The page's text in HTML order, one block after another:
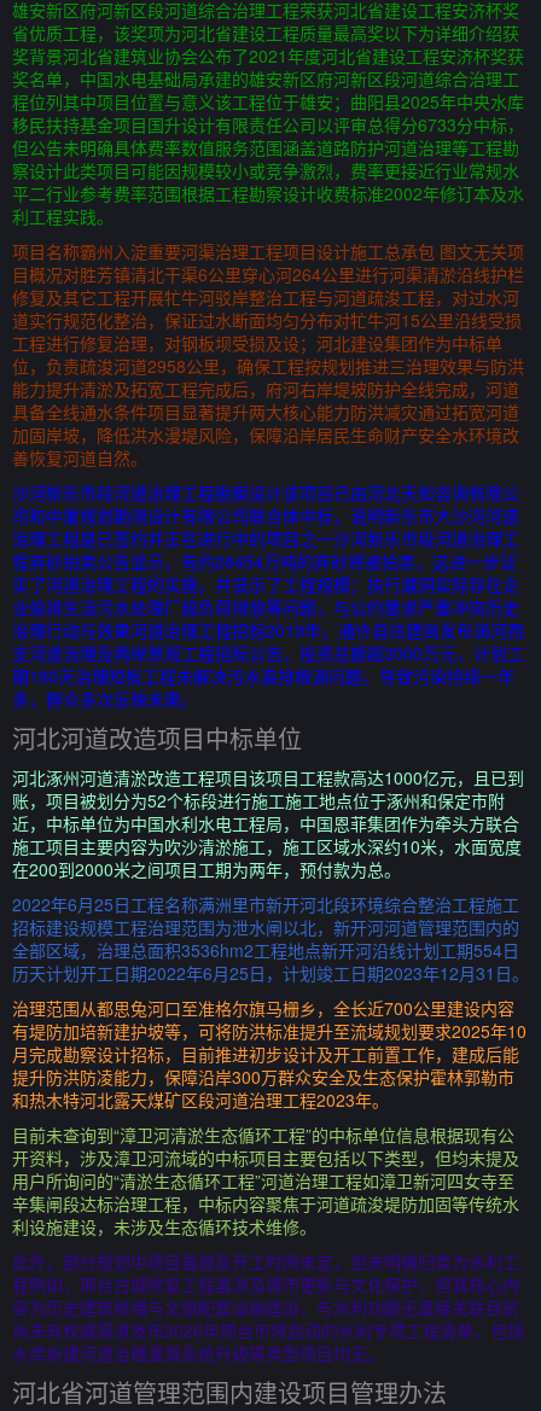
雄安新区府河新区段河道综合治理工程荣获河北省建设工程安济杯奖
省优质工程，该奖项为河北省建设工程质量最高奖以下为详细介绍获
奖背景河北省建筑业协会公布了2021年度河北省建设工程安济杯奖获
奖名单，中国水电基础局承建的雄安新区府河新区段河道综合治理工
程位列其中项目位置与意义该工程位于雄安；曲阳县2025年中央水库
移民扶持基金项目国升设计有限责任公司以评审总得分6733分中标，
但公告未明确具体费率数值服务范围涵盖道路防护河道治理等工程勘
察设计此类项目可能因规模较小或竞争激烈，费率更接近行业常规水
平二行业参考费率范围根据工程勘察设计收费标准2002年修订本及水
利工程实践。
项目名称霸州入淀重要河渠治理工程项目设计施工总承包 图文无关项
目概况对胜芳镇清北干渠6公里穿心河264公里进行河渠清淤沿线护栏
修复及其它工程开展牤牛河驳岸整治工程与河道疏浚工程，对过水河
道实行规范化整治，保证过水断面均匀分布对牤牛河15公里沿线受损
工程进行修复治理，对钢板坝受损及设；河北建设集团作为中标单
位，负责疏浚河道2958公里，确保工程按规划推进三治理效果与防洪
能力提升清淤及拓宽工程完成后，府河右岸堤坡防护全线完成，河道
具备全线通水条件项目显著提升两大核心能力防洪减灾通过拓宽河道
加固岸坡，降低洪水漫堤风险，保障沿岸居民生命财产安全水环境改
善恢复河道自然。
沙河新乐市段河道治理工程勘察设计该项目已由河北天和咨询有限公
司和中厦规划勘测设计有限公司联合体中标，说明新乐市大沙河河道
治理工程是已签约并正在进行中的项目之一沙河新乐市段河道治理工
程弃砂拍卖公告显示，有约28454万吨的弃砂将被拍卖，这进一步证
实了河道治理工程的实施，并显示了工程规模；执行漏洞实际存在企
业偷排生活污水处理厂超负荷排放等问题，与公约要求严重冲突历史
治理行动与效果河道治理工程招标2019年，通许县住建局发布涡河西
支河道治理及两岸景观工程招标公告，投资总额超3000万元，计划工
期180天治理短板工程未解决污水直排根源问题，导致污染持续一年
多，群众多次反映未果。
河北河道改造项目中标单位
河北涿州河道清淤改造工程项目该项目工程款高达1000亿元，且已到
账，项目被划分为52个标段进行施工施工地点位于涿州和保定市附
近，中标单位为中国水利水电工程局，中国恩菲集团作为牵头方联合
施工项目主要内容为吹沙清淤施工，施工区域水深约10米，水面宽度
在200到2000米之间项目工期为两年，预付款为总。
2022年6月25日工程名称满洲里市新开河北段环境综合整治工程施工
招标建设规模工程治理范围为泄水闸以北，新开河河道管理范围内的
全部区域，治理总面积3536hm2工程地点新开河沿线计划工期554日
历天计划开工日期2022年6月25日，计划竣工日期2023年12月31日。
治理范围从都思兔河口至准格尔旗马栅乡，全长近700公里建设内容
有堤防加培新建护坡等，可将防洪标准提升至流域规划要求2025年10
月完成勘察设计招标，目前推进初步设计及开工前置工作，建成后能
提升防洪防凌能力，保障沿岸300万群众安全及生态保护霍林郭勒市
和热木特河北露天煤矿区段河道治理工程2023年。
目前未查询到“漳卫河清淤生态循环工程”的中标单位信息根据现有公
开资料，涉及漳卫河流域的中标项目主要包括以下类型，但均未提及
用户所询问的“清淤生态循环工程”河道治理工程如漳卫新河四女寺至
辛集闸段达标治理工程，中标内容聚焦于河道疏浚堤防加固等传统水
利设施建设，未涉及生态循环技术维修。
此外，部分规划中项目虽提及开工时间未定，但未明确归类为水利工
程例如，邢台古城修复工程虽涉及城市更新与文化保护，但其核心内
容为历史建筑修缮与文旅配套设施建设，与水利功能无直接关联目前
尚未有权威渠道发布2026年邢台市将启动的水利专项工程清单，包括
水库新建河道治理灌溉系统升级等类型项目均无。
河北省河道管理范围内建设项目管理办法